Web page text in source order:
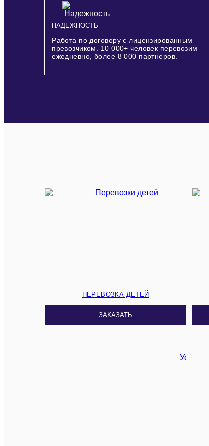
НАДЕЖНОСТЬ
Работа по договору с лицензированным
превозчиком. 10 000+ человек перевозим
ежедневно, более 8 000 партнеров.
ПЕРЕВОЗКА ДЕТЕЙ
ЗАКАЗАТЬ